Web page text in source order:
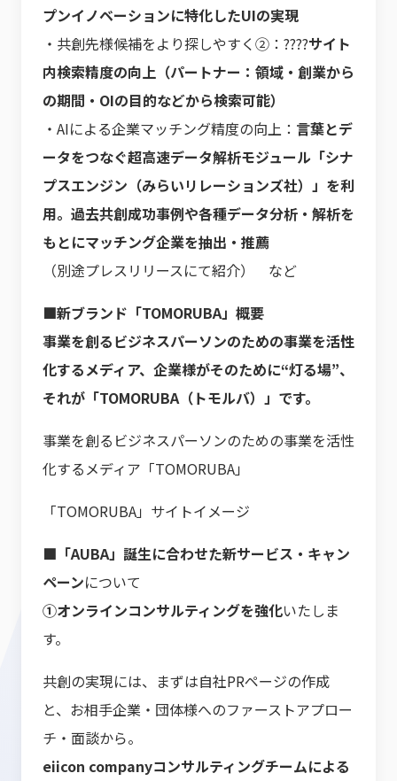
プンイノベーションに特化したUIの実現
・共創先様候補をより探しやすく②：????サイト
内検索精度の向上（パートナー：領域・創業から
の期間・OIの目的などから検索可能）
・AIによる企業マッチング精度の向上： 言葉とデ
ータをつなぐ超高速データ解析モジュール「シナ
プスエンジン（みらいリレーションズ社）」を利
用。過去共創成功事例や各種データ分析・解析を
もとにマッチング企業を抽出・推薦
（別途プレスリリースにて紹介） など
■新ブランド「TOMORUBA」概要
事業を創るビジネスパーソンのための事業を活性
化するメディア、企業様がそのために“灯る場”、
それが「TOMORUBA（トモルバ）」です。
事業を創るビジネスパーソンのための事業を活性
化するメディア「TOMORUBA」
「TOMORUBA」サイトイメージ
■「AUBA」誕生に合わせた新サービス・キャン
ペーンについて
①オンラインコンサルティングを強化いたしま
す。
共創の実現には、まずは自社PRページの作成
と、お相手企業・団体様へのファーストアプロー
チ・面談から。
eiicon companyコンサルティングチームによる